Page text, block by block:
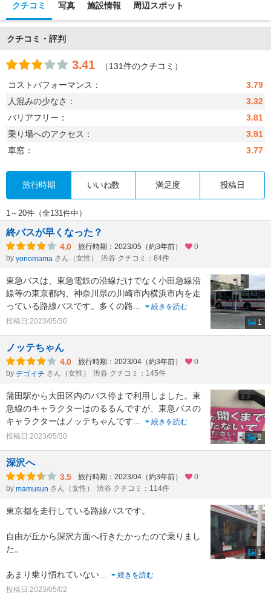
クチコミ 写真 施設情報 周辺スポット
クチコミ・評判
3.41
（131件のクチコミ）
コストパフォーマンス：
3.79
人混みの少なさ：
3.32
バリアフリー：
3.81
乗り場へのアクセス：
3.91
車窓：
3.77
旅行時期 いいね数 満足度 投稿日
1～20件（全131件中）
終バスが早くなった？
4.0 旅行時期：2023/05（約3年前）
0
by yonomama さん（女性） 渋谷 クチコミ：84件
東急バスは、東急電鉄の沿線だけでなく小田急線沿
線等の東京都内、神奈川県の川崎市内横浜市内を走
っている路線バスです。多くの路
続きを読む
投稿日:2023/05/30
1
ノッテちゃん
4.0 旅行時期：2023/04（約3年前）
0
by デゴイチ さん（女性） 渋谷 クチコミ：145件
蒲田駅から大田区内のバス停まで利用しました。東
急線のキャラクターはのるるんですが、東急バスの
キャラクターはノッテちゃんです
続きを読む
投稿日:2023/05/30
2
深沢へ
3.5 旅行時期：2023/04（約3年前）
0
by mamusun さん（女性） 渋谷 クチコミ：114件
東京都を走行している路線バスです。
自由が丘から深沢方面へ行きたかったので乗りまし
た。
あまり乗り慣れていない
続きを読む
投稿日:2023/05/02
1